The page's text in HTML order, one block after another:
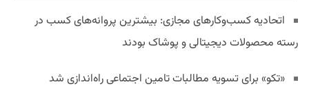
اتحادیه کسب‌وکارهای مجازی: بیشترین پروانه‌های کسب در
رسته محصولات دیجیتالی و پوشاک بودند
«تکو» برای تسویه مطالبات تامین اجتماعی راه‌اندازی شد